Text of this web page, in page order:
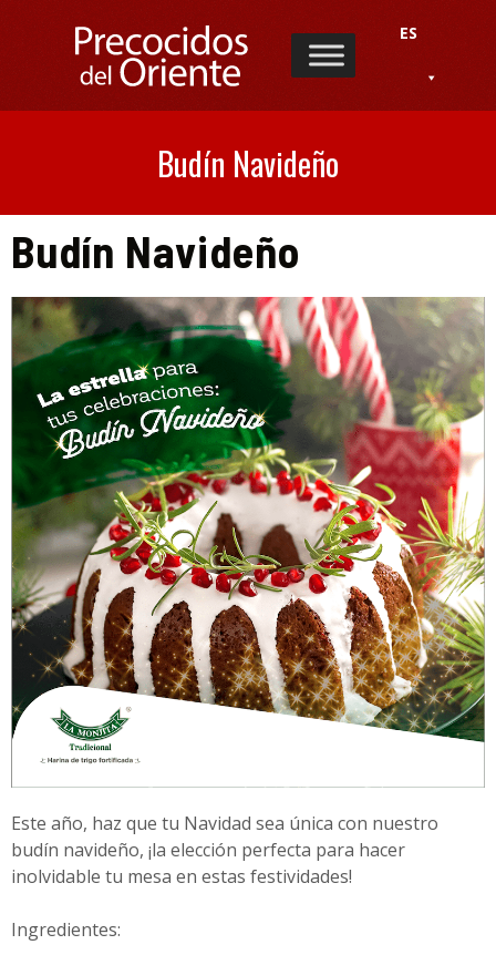
ES
Budín Navideño
Budín Navideño
Este año, haz que tu Navidad sea única con nuestro
budín navideño, ¡la elección perfecta para hacer
inolvidable tu mesa en estas festividades!
Ingredientes: